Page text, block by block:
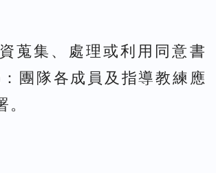
蒐集、處理或利用同意書
團隊各成員及指導教練應
。